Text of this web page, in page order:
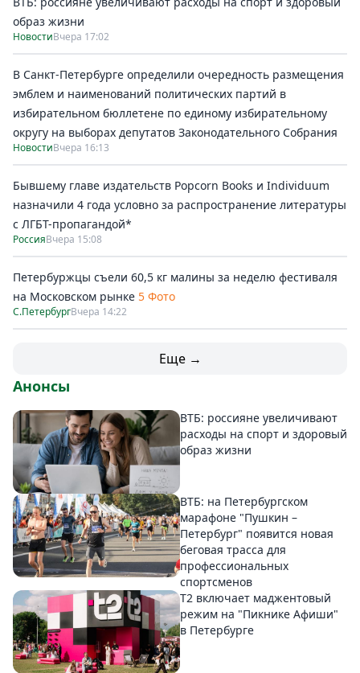
образ жизни
НовостиВчера 17:02
В Санкт-Петербурге определили очередность размещения
эмблем и наименований политических партий в
избирательном бюллетене по единому избирательному
округу на выборах депутатов Законодательного Собрания
НовостиВчера 16:13
Бывшему главе издательств Popcorn Books и Individuum
назначили 4 года условно за распространение литературы
с ЛГБТ-пропагандой*
РоссияВчера 15:08
Петербуржцы съели 60,5 кг малины за неделю фестиваля
на Московском рынке 5 Фото
С.ПетербургВчера 14:22
Еще →
Анонсы
ВТБ: россияне увеличивают
расходы на спорт и здоровый
образ жизни
ВТБ: на Петербургском
марафоне "Пушкин –
Петербург" появится новая
беговая трасса для
профессиональных
спортсменов
Т2 включает маджентовый
режим на "Пикнике Афиши"
в Петербурге